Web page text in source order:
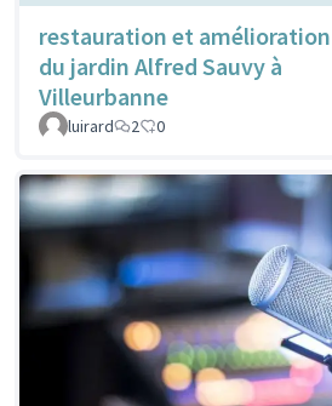
restauration et amélioration
du jardin Alfred Sauvy à
Villeurbanne
luirard 2 0